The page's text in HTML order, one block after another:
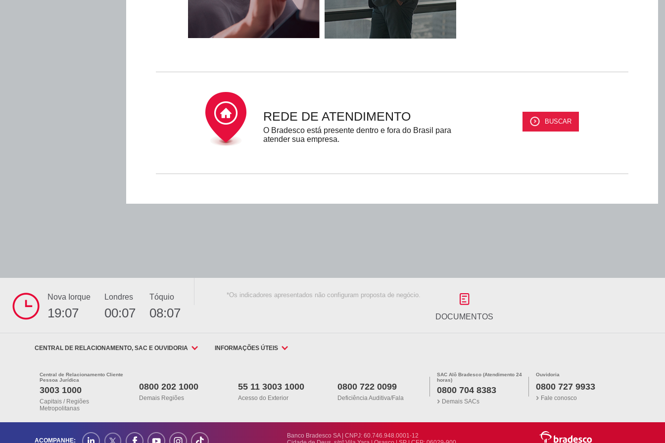
REDE DE ATENDIMENTO
O Bradesco está presente dentro e fora do Brasil para
atender sua empresa.
BUSCAR
Nova Iorque
19:07
Londres
00:07
Tóquio
08:07
*Os indicadores apresentados não configuram proposta de negócio.
DOCUMENTOS
CENTRAL DE RELACIONAMENTO, SAC E OUVIDORIA INFORMAÇÕES ÚTEIS
Central de Relacionamento Cliente
Pessoa Jurídica
3003 1000
Capitais / Regiões
Metropolitanas
0800 202 1000
Demais Regiões
55 11 3003 1000
Acesso do Exterior
0800 722 0099
Deficiência Auditiva/fala
SAC Alô Bradesco (Atendimento 24
horas)
0800 704 8383
Demais SACs
Ouvidoria
0800 727 9933
Fale conosco
ACOMPANHE:
Banco Bradesco SA | CNPJ: 60.746.948.0001-12